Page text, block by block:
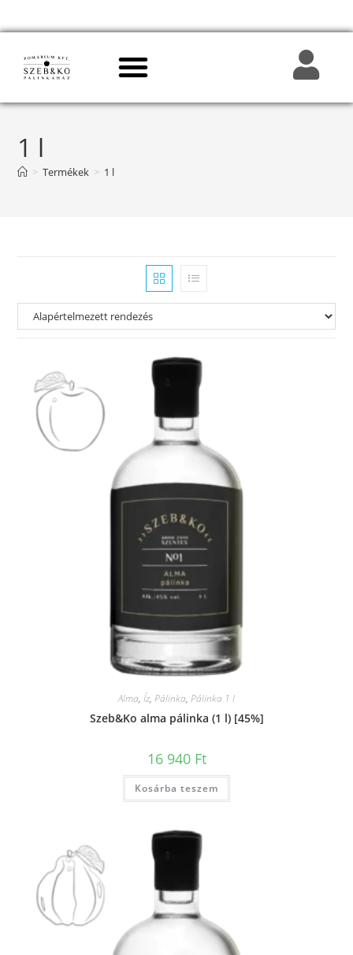
1 l
> Termékek > 1 l
Alma, Íz, Pálinka, Pálinka 1 l
Szeb&Ko alma pálinka (1 l) [45%]
16 940 Ft
Kosárba teszem